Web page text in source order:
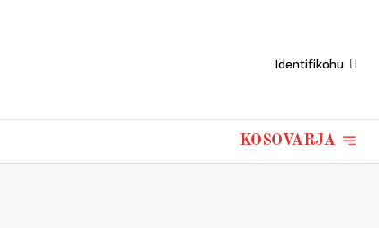
Identifikohu
KOSOVARJA